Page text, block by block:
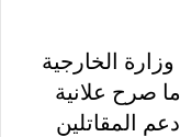
الخارجية
صرح علانية
المقاتلين